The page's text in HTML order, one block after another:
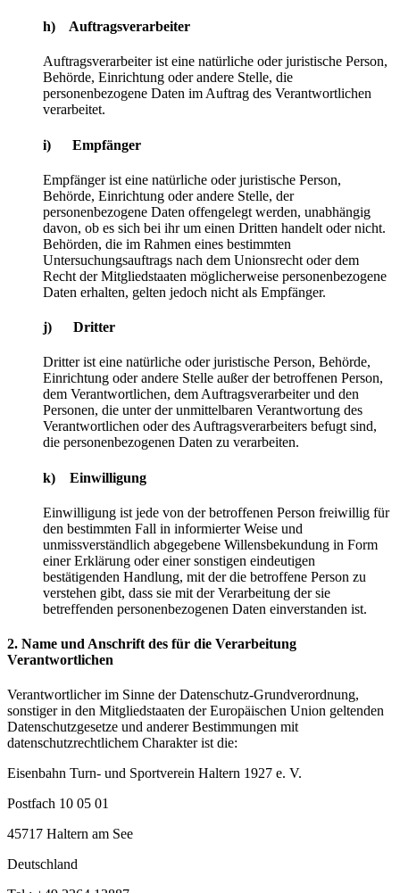
h) Auftragsverarbeiter
Auftragsverarbeiter ist eine natürliche oder juristische Person,
Behörde, Einrichtung oder andere Stelle, die
personenbezogene Daten im Auftrag des Verantwortlichen
verarbeitet.
i) Empfänger
Empfänger ist eine natürliche oder juristische Person,
Behörde, Einrichtung oder andere Stelle, der
personenbezogene Daten offengelegt werden, unabhängig
davon, ob es sich bei ihr um einen Dritten handelt oder nicht.
Behörden, die im Rahmen eines bestimmten
Untersuchungsauftrags nach dem Unionsrecht oder dem
Recht der Mitgliedstaaten möglicherweise personenbezogene
Daten erhalten, gelten jedoch nicht als Empfänger.
j) Dritter
Dritter ist eine natürliche oder juristische Person, Behörde,
Einrichtung oder andere Stelle außer der betroffenen Person,
dem Verantwortlichen, dem Auftragsverarbeiter und den
Personen, die unter der unmittelbaren Verantwortung des
Verantwortlichen oder des Auftragsverarbeiters befugt sind,
die personenbezogenen Daten zu verarbeiten.
k) Einwilligung
Einwilligung ist jede von der betroffenen Person freiwillig für
den bestimmten Fall in informierter Weise und
unmissverständlich abgegebene Willensbekundung in Form
einer Erklärung oder einer sonstigen eindeutigen
bestätigenden Handlung, mit der die betroffene Person zu
verstehen gibt, dass sie mit der Verarbeitung der sie
betreffenden personenbezogenen Daten einverstanden ist.
2. Name und Anschrift des für die Verarbeitung
Verantwortlichen
Verantwortlicher im Sinne der Datenschutz-Grundverordnung,
sonstiger in den Mitgliedstaaten der Europäischen Union geltenden
Datenschutzgesetze und anderer Bestimmungen mit
datenschutzrechtlichem Charakter ist die:
Eisenbahn Turn- und Sportverein Haltern 1927 e. V.
Postfach 10 05 01
45717 Haltern am See
Deutschland